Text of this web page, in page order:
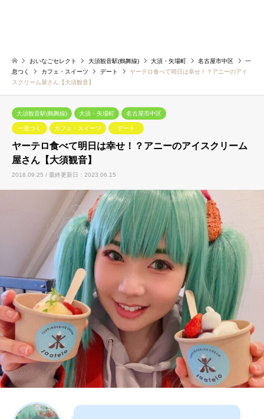
おいなごセレクト 大須観音駅(鶴舞線) 大須・矢場町 名古屋市中区
一
息つく
カフェ・スイーツ デート
ヤーテロ食べて明日は幸せ！？アニーのアイ
スクリーム屋さん【大須観音】
大須観音駅(鶴舞線) 大須・矢場町 名古屋市中区
一息つく カフェ・スイーツ デート
ヤーテロ食べて明日は幸せ！？アニーのアイスクリーム
屋さん【大須観音】
2018.09.25 / 最終更新日：2023.06.15